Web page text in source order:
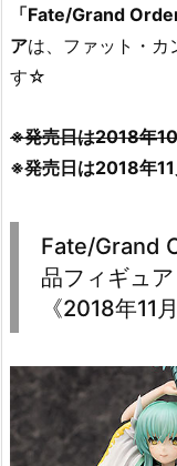
「Fate/Grand
アは、ファット・
す☆
※発売日は2018年
※発売日は2018年
Fate/Grand
品フィギュ
《2018年11